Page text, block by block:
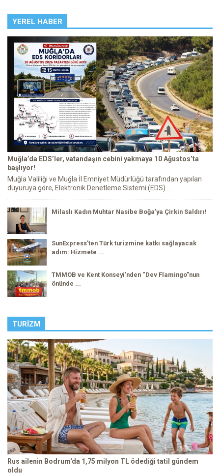
YEREL HABER
Muğla’da EDS’ler, vatandaşın cebini yakmaya 10 Ağustos’ta
başlıyor!
Muğla Valiliği ve Muğla İl Emniyet Müdürlüğü tarafından yapılan
duyuruya göre, Elektronik Denetleme Sistemi (EDS) ...
Milaslı Kadın Muhtar Nasibe Boğa’ya Çirkin Saldırı!
SunExpress'ten Türk turizmine katkı sağlayacak
adım: Hizmete ...
TMMOB ve Kent Konseyi’nden “Dev Flamingo”nun
önünde ...
TURIZM
Rus ailenin Bodrum'da 1,75 milyon TL ödediği tatil gündem
oldu